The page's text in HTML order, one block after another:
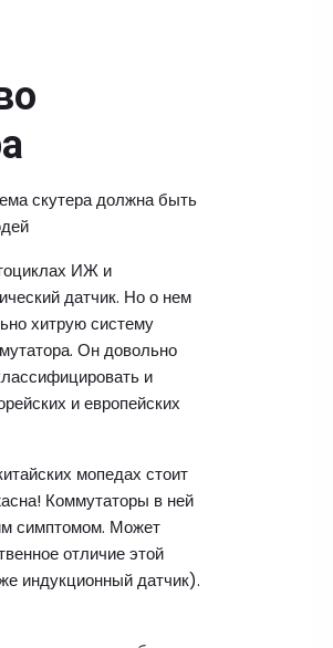
скутера должна быть
ИЖ и
датчик. Но о нем
хитрую систему
Он довольно
и
и европейских
мопедах стоит
Коммутаторы в ней
симптомом. Может
отличие этой
индукционный датчик).